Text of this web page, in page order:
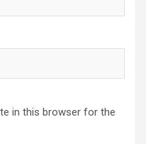
in this browser for the